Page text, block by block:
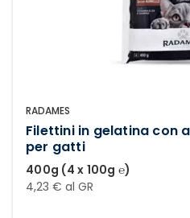
RADAMES
Filettini in gelatina con
per gatti
400g (4 x 100g ℮)
4,23 € al GR